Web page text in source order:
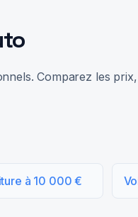
Comparez les
à 10 000 €